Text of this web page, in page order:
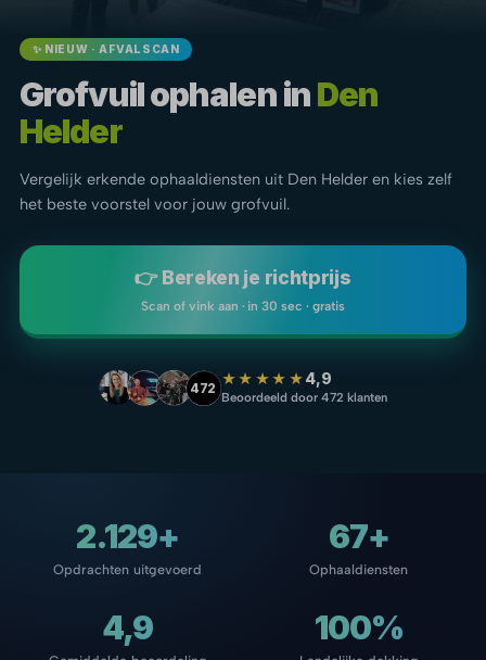
✨ NIEUW · AFVALSCAN
Grofvuil ophalen inDen
Helder
Vergelijk erkende ophaaldiensten uit Den Helder en kies zelf
het beste voorstel voor jouw grofvuil.
👉 Bereken je richtprijs
Scan of vink aan · in 30 sec · gratis
472 ★★★★★4,9
Beoordeeld door 472 klanten
2.129+
Opdrachten uitgevoerd
67+
Ophaaldiensten
4,9 100%